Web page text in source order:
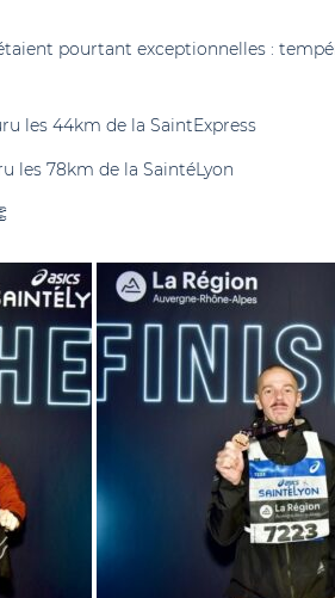
pourtant exceptionnelles :
les 44km de la SaintExpress
les 78km de la SaintéLyon